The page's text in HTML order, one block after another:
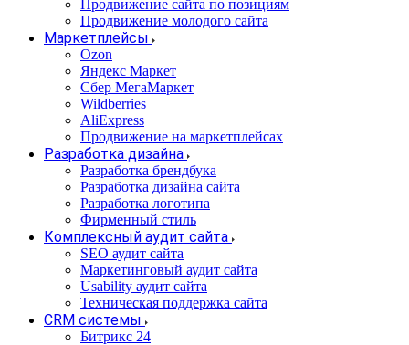
Продвижение сайта по позициям
Продвижение молодого сайта
Маркетплейсы
Ozon
Яндекс Маркет
Сбер МегаМаркет
Wildberries
AliExpress
Продвижение на маркетплейсах
Разработка дизайна
Разработка брендбука
Разработка дизайна сайта
Разработка логотипа
Фирменный стиль
Комплексный аудит сайта
SEO аудит сайта
Маркетинговый аудит сайта
Usability аудит сайта
Техническая поддержка сайта
CRM системы
Битрикс 24